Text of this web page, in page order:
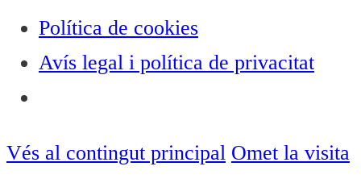
Política de cookies
Avís legal i política de privacitat
Vés al contingut principal Omet la visita
CULTURA I